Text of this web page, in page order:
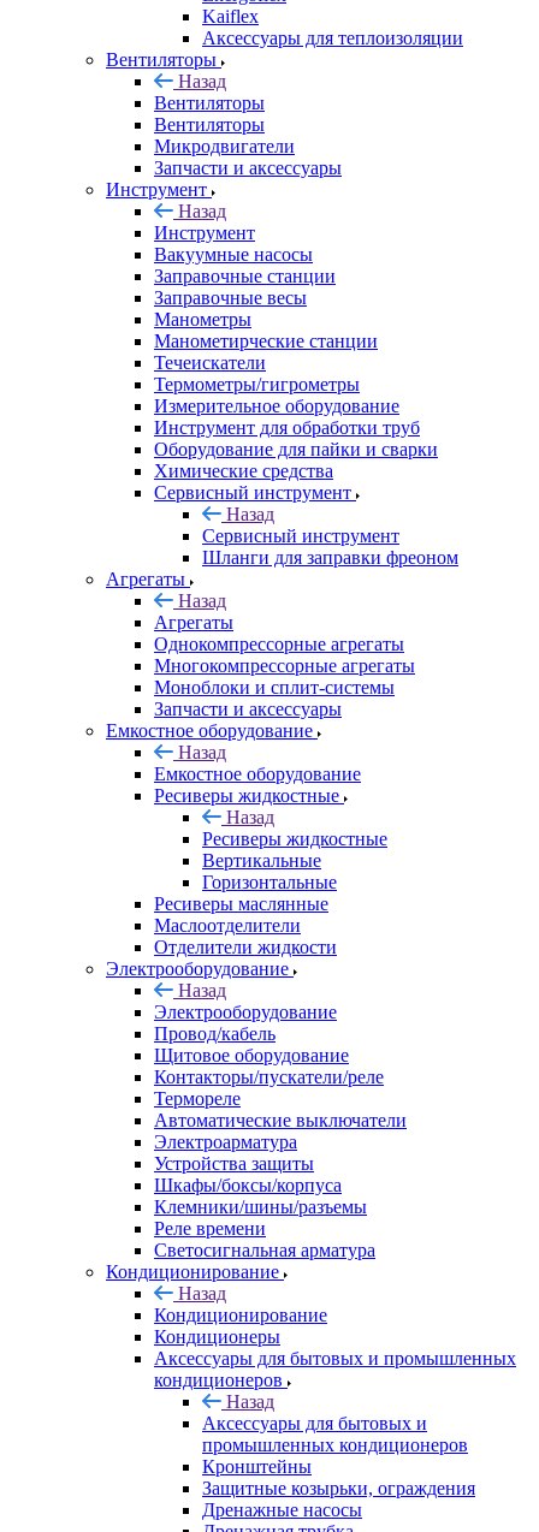
Kaiflex
Аксессуары для теплоизоляции
Вентиляторы
Назад
Вентиляторы
Вентиляторы
Микродвигатели
Запчасти и аксессуары
Инструмент
Назад
Инструмент
Вакуумные насосы
Заправочные станции
Заправочные весы
Манометры
Манометирческие станции
Течеискатели
Термометры/гигрометры
Измерительное оборудование
Инструмент для обработки труб
Оборудование для пайки и сварки
Химические средства
Сервисный инструмент
Назад
Сервисный инструмент
Шланги для заправки фреоном
Агрегаты
Назад
Агрегаты
Однокомпрессорные агрегаты
Многокомпрессорные агрегаты
Моноблоки и сплит-системы
Запчасти и аксессуары
Емкостное оборудование
Назад
Емкостное оборудование
Ресиверы жидкостные
Назад
Ресиверы жидкостные
Вертикальные
Горизонтальные
Ресиверы маслянные
Маслоотделители
Отделители жидкости
Электрооборудование
Назад
Электрооборудование
Провод/кабель
Щитовое оборудование
Контакторы/пускатели/реле
Термореле
Автоматические выключатели
Электроарматура
Устройства защиты
Шкафы/боксы/корпуса
Клемники/шины/разъемы
Реле времени
Светосигнальная арматура
Кондиционирование
Назад
Кондиционирование
Кондиционеры
Аксессуары для бытовых и промышленных
кондиционеров
Назад
Аксессуары для бытовых и
промышленных кондиционеров
Кронштейны
Защитные козырьки, ограждения
Дренажные насосы